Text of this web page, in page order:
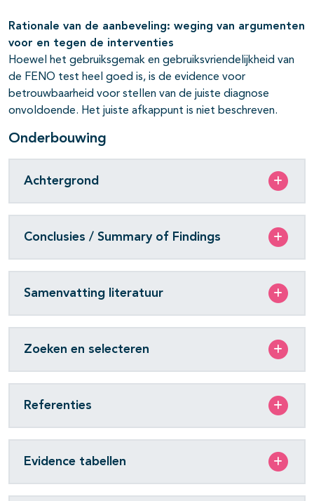
Rationale van de aanbeveling: weging van argumenten
voor en tegen de interventies
Hoewel het gebruiksgemak en gebruiksvriendelijkheid van
de FENO test heel goed is, is de evidence voor
betrouwbaarheid voor stellen van de juiste diagnose
onvoldoende. Het juiste afkappunt is niet beschreven.
Onderbouwing
Achtergrond
Conclusies / Summary of Findings
Samenvatting literatuur
Zoeken en selecteren
Referenties
Evidence tabellen